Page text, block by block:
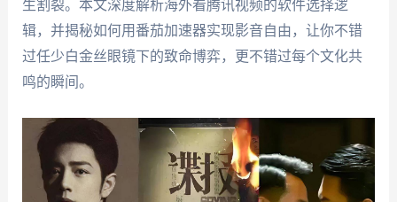
生割裂。本文深度解析海外看腾讯视频的软件选择逻
辑，并揭秘如何用番茄加速器实现影音自由，让你不错
过任少白金丝眼镜下的致命博弈，更不错过每个文化共
鸣的瞬间。